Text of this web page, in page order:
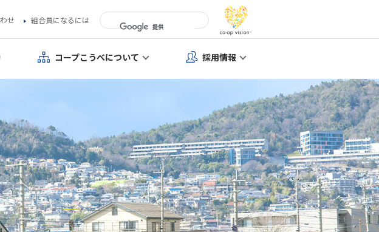
せ 組合員になるには
コープこうべについて 採用情報